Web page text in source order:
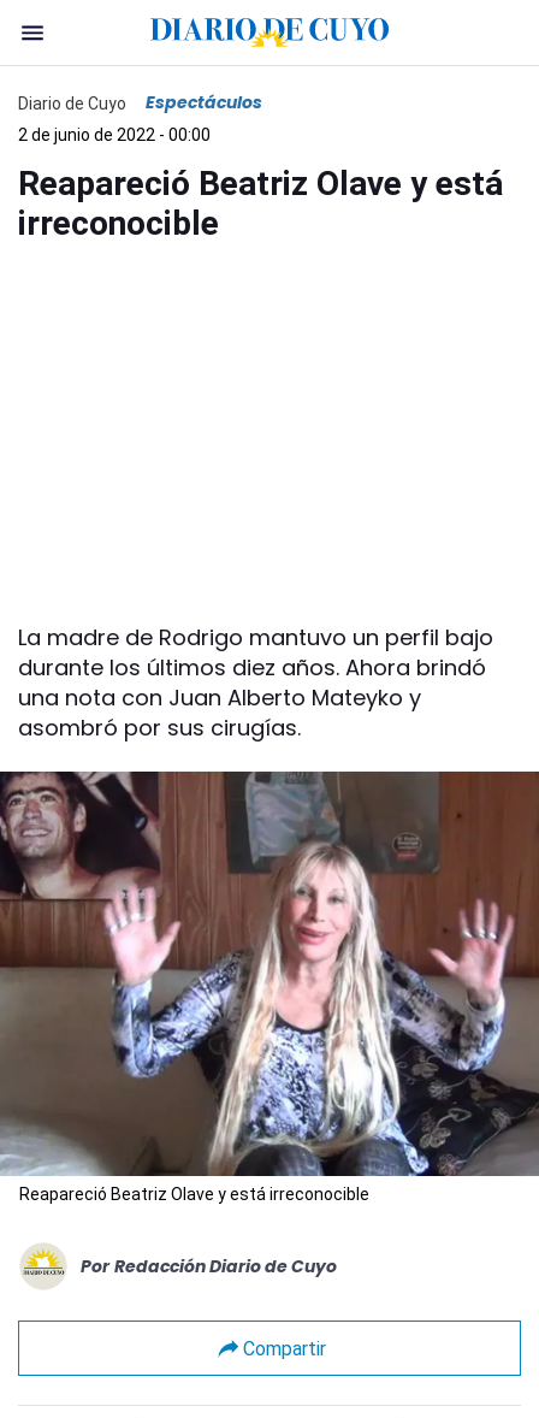
Diario de Cuyo Espectáculos
2 de junio de 2022 - 00:00
Reapareció Beatriz Olave y está
irreconocible
La madre de Rodrigo mantuvo un perfil bajo
durante los últimos diez años. Ahora brindó
una nota con Juan Alberto Mateyko y
asombró por sus cirugías.
Reapareció Beatriz Olave y está irreconocible
Por Redacción Diario de Cuyo
Compartir